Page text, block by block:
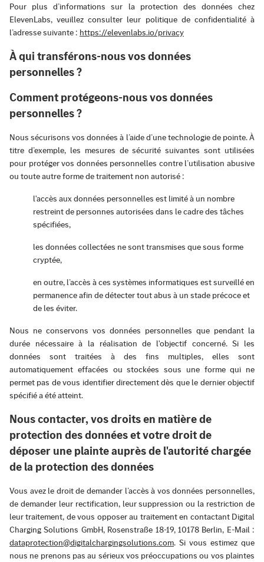
Pour plus d’informations sur la protection des données chez
ElevenLabs, veuillez consulter leur politique de confidentialité à
l’adresse suivante : https://elevenlabs.io/privacy
À qui transférons-nous vos données
personnelles ?
Comment protégeons-nous vos données
personnelles ?
Nous sécurisons vos données à l’aide d’une technologie de pointe. À
titre d’exemple, les mesures de sécurité suivantes sont utilisées
pour protéger vos données personnelles contre l’utilisation abusive
ou toute autre forme de traitement non autorisé :
l'accès aux données personnelles est limité à un nombre
restreint de personnes autorisées dans le cadre des tâches
spécifiées,
les données collectées ne sont transmises que sous forme
cryptée,
en outre, l’accès à ces systèmes informatiques est surveillé en
permanence afin de détecter tout abus à un stade précoce et
de les éviter.
Nous ne conservons vos données personnelles que pendant la
durée nécessaire à la réalisation de l'objectif concerné. Si les
données sont traitées à des fins multiples, elles sont
automatiquement effacées ou stockées sous une forme qui ne
permet pas de vous identifier directement dès que le dernier objectif
spécifié a été atteint.
Nous contacter, vos droits en matière de
protection des données et votre droit de
déposer une plainte auprès de l'autorité chargée
de la protection des données
Vous avez le droit de demander l’accès à vos données personnelles,
de demander leur rectification, leur suppression ou la restriction de
leur traitement, de vous opposer au traitement en contactant Digital
Charging Solutions GmbH, Rosenstraße 18-19, 10178 Berlin, E-Mail :
dataprotection@digitalchargingsolutions.com. Si vous estimez que
nous ne prenons pas au sérieux vos préoccupations ou vos plaintes